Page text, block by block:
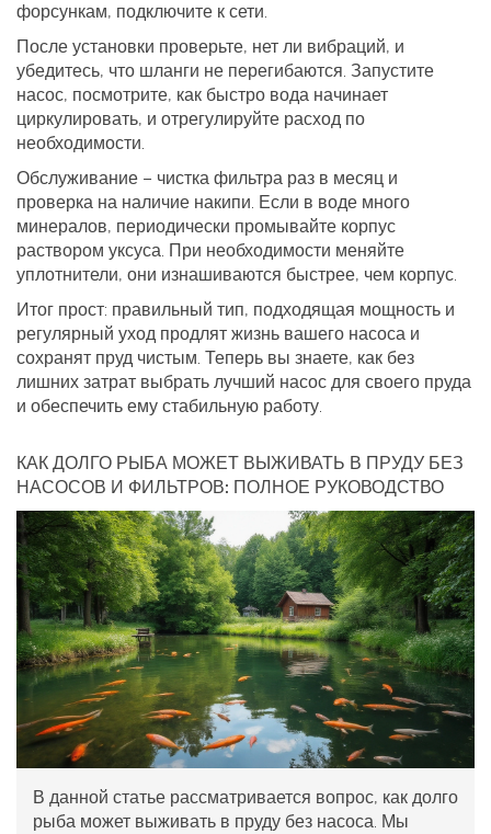
форсункам, подключите к сети.
После установки проверьте, нет ли вибраций, и
убедитесь, что шланги не перегибаются. Запустите
насос, посмотрите, как быстро вода начинает
циркулировать, и отрегулируйте расход по
необходимости.
Обслуживание – чистка фильтра раз в месяц и
проверка на наличие накипи. Если в воде много
минералов, периодически промывайте корпус
раствором уксуса. При необходимости меняйте
уплотнители, они изнашиваются быстрее, чем корпус.
Итог прост: правильный тип, подходящая мощность и
регулярный уход продлят жизнь вашего насоса и
сохранят пруд чистым. Теперь вы знаете, как без
лишних затрат выбрать лучший насос для своего пруда
и обеспечить ему стабильную работу.
КАК ДОЛГО РЫБА МОЖЕТ ВЫЖИВАТЬ В ПРУДУ БЕЗ
НАСОСОВ И ФИЛЬТРОВ: ПОЛНОЕ РУКОВОДСТВО
В данной статье рассматривается вопрос, как долго
рыба может выживать в пруду без насоса. Мы